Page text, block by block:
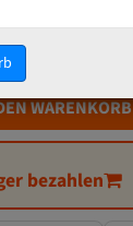
WARENKORB
bezahlen